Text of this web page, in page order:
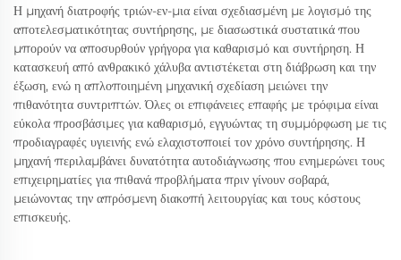
Η μηχανή διατροφής τριών-εν-μια είναι σχεδιασμένη με λογισμό της
αποτελεσματικότητας συντήρησης, με διασωστικά συστατικά που
μπορούν να αποσυρθούν γρήγορα για καθαρισμό και συντήρηση. Η
κατασκευή από ανθρακικό χάλυβα αντιστέκεται στη διάβρωση και την
έξωση, ενώ η απλοποιημένη μηχανική σχεδίαση μειώνει την
πιθανότητα συντριπτών. Όλες οι επιφάνειες επαφής με τρόφιμα είναι
εύκολα προσβάσιμες για καθαρισμό, εγγυώντας τη συμμόρφωση με τις
προδιαγραφές υγιεινής ενώ ελαχιστοποιεί τον χρόνο συντήρησης. Η
μηχανή περιλαμβάνει δυνατότητα αυτοδιάγνωσης που ενημερώνει τους
επιχειρηματίες για πιθανά προβλήματα πριν γίνουν σοβαρά,
μειώνοντας την απρόσμενη διακοπή λειτουργίας και τους κόστους
επισκευής.